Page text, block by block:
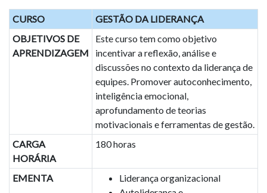
CURSO
GESTÃO DA LIDERANÇA
OBJETIVOS DE
APRENDIZAGEM
Este curso tem como objetivo
incentivar a reflexão, análise e
discussões no contexto da liderança de
equipes. Promover autoconhecimento,
inteligência emocional,
aprofundamento de teorias
motivacionais e ferramentas de gestão.
CARGA
HORÁRIA
180 horas
EMENTA
Liderança organizacional